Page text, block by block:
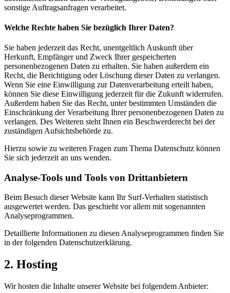
sonstige Auftragsanfragen verarbeitet.
Welche Rechte haben Sie bezüglich Ihrer Daten?
Sie haben jederzeit das Recht, unentgeltlich Auskunft über
Herkunft, Empfänger und Zweck Ihrer gespeicherten
personenbezogenen Daten zu erhalten. Sie haben außerdem ein
Recht, die Berichtigung oder Löschung dieser Daten zu verlangen.
Wenn Sie eine Einwilligung zur Datenverarbeitung erteilt haben,
können Sie diese Einwilligung jederzeit für die Zukunft widerrufen.
Außerdem haben Sie das Recht, unter bestimmten Umständen die
Einschränkung der Verarbeitung Ihrer personenbezogenen Daten zu
verlangen. Des Weiteren steht Ihnen ein Beschwerderecht bei der
zuständigen Aufsichtsbehörde zu.
Hierzu sowie zu weiteren Fragen zum Thema Datenschutz können
Sie sich jederzeit an uns wenden.
Analyse-Tools und Tools von Dritt­anbietern
Beim Besuch dieser Website kann Ihr Surf-Verhalten statistisch
ausgewertet werden. Das geschieht vor allem mit sogenannten
Analyseprogrammen.
Detaillierte Informationen zu diesen Analyseprogrammen finden Sie
in der folgenden Datenschutzerklärung.
2. Hosting
Wir hosten die Inhalte unserer Website bei folgendem Anbieter: